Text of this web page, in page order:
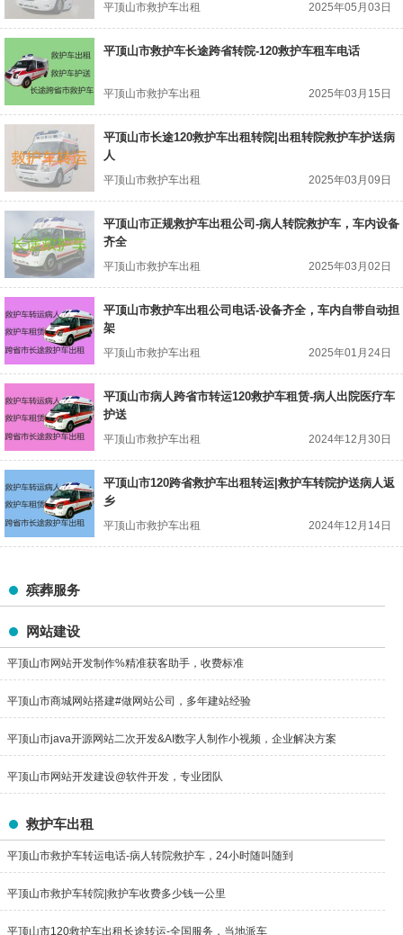
平顶山市救护车出租 2025年05月03日
平顶山市救护车长途跨省转院-120救护车租车电话
平顶山市救护车出租 2025年03月15日
平顶山市长途120救护车出租转院|出租转院救护车护送病
人
平顶山市救护车出租 2025年03月09日
平顶山市正规救护车出租公司-病人转院救护车，车内设备
齐全
平顶山市救护车出租 2025年03月02日
平顶山市救护车出租公司电话-设备齐全，车内自带自动担
架
平顶山市救护车出租 2025年01月24日
平顶山市病人跨省市转运120救护车租赁-病人出院医疗车
护送
平顶山市救护车出租 2024年12月30日
平顶山市120跨省救护车出租转运|救护车转院护送病人返
乡
平顶山市救护车出租 2024年12月14日
殡葬服务
网站建设
平顶山市网站开发制作%精准获客助手，收费标准
平顶山市商城网站搭建#做网站公司，多年建站经验
平顶山市java开源网站二次开发&AI数字人制作小视频，企业解决方案
平顶山市网站开发建设@软件开发，专业团队
救护车出租
平顶山市救护车转运电话-病人转院救护车，24小时随叫随到
平顶山市救护车转院|救护车收费多少钱一公里
平顶山市120救护车出租长途转运-全国服务，当地派车